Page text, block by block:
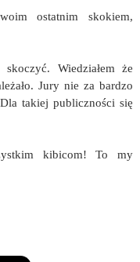
ostatnim skokiem,
Wiedziałem że
Jury nie za bardzo
takiej publiczności się
kibicom! To my